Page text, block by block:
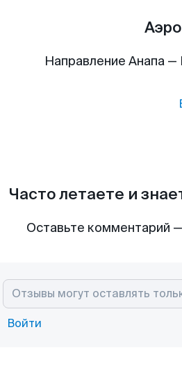
Направление Анапа
Часто летаете и
Оставьте комментарий
Войти